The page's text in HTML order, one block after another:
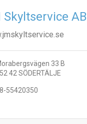
Skyltservice AB
33 B
42 SÖDERTÄLJE
55420350